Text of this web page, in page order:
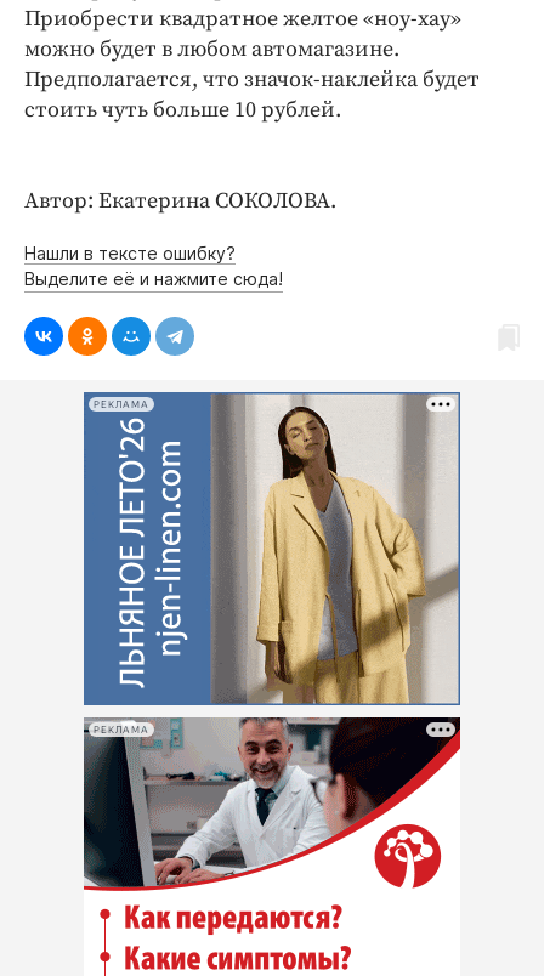
Приобрести квадратное желтое «ноу-хау»
можно будет в любом автомагазине.
Предполагается, что значок-наклейка будет
стоить чуть больше 10 рублей.
Автор: Екатерина СОКОЛОВА.
Нашли в тексте ошибку?
Выделите её и нажмите сюда!
РЕКЛАМА
РЕКЛАМА